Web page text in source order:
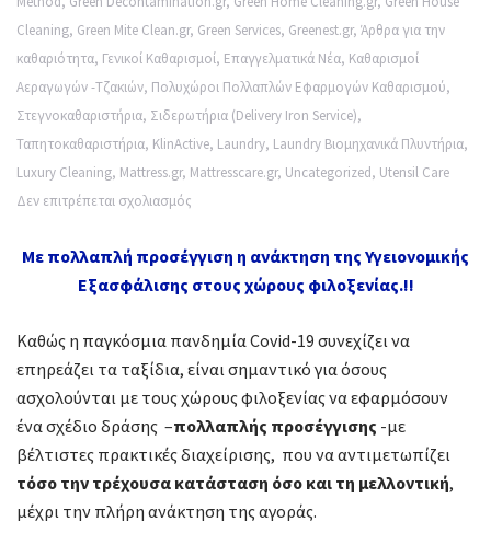
Cleaning, Green Mite Clean.gr, Green Services, Greenest.gr, Άρθρα για την
καθαριότητα, Γενικοί Καθαρισμοί, Επαγγελματικά Νέα, Καθαρισμοί
Αεραγωγών -Τζακιών, Πολυχώροι Πολλαπλών Εφαρμογών Καθαρισμού,
Στεγνοκαθαριστήρια, Σιδερωτήρια (Delivery Iron Service),
Ταπητοκαθαριστήρια, KlinActive, Laundry, Laundry Βιομηχανικά Πλυντήρια,
Luxury Cleaning, Mattress.gr, Mattresscare.gr, Uncategorized, Utensil Care
Δεν επιτρέπεται σχολιασμός
πολλαπλή
προσέγγιση
ανάκτηση
της
Υγειονομικής
Εξασφάλισης
στους
χώρους
φιλοξενίας.!!
Με πολλαπλή προσέγγιση η ανάκτηση της Υγειονομικής
Εξασφάλισης στους χώρους φιλοξενίας.!!
Καθώς η παγκόσμια πανδημία Covid-19 συνεχίζει να
επηρεάζει τα ταξίδια, είναι σημαντικό για όσους
ασχολούνται με τους χώρους φιλοξενίας να εφαρμόσουν
ένα σχέδιο δράσης –πολλαπλής προσέγγισης -με
βέλτιστες πρακτικές διαχείρισης, που να αντιμετωπίζει
τόσο την τρέχουσα κατάσταση όσο και τη μελλοντική,
μέχρι την πλήρη ανάκτηση της αγοράς.